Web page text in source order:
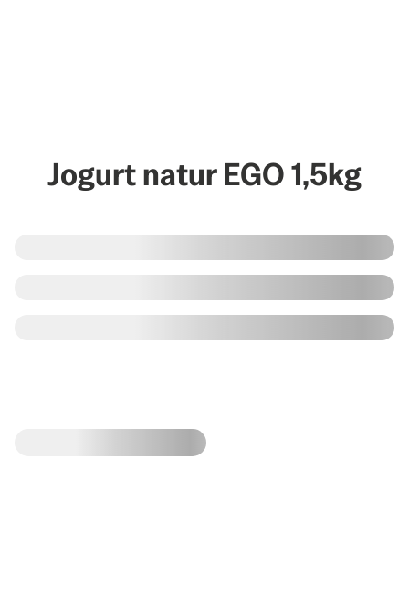
Jogurt natur EGO 1,5kg